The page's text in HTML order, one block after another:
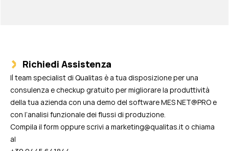
Richiedi Assistenza
Il team specialist di Qualitas è a tua disposizione per una
consulenza e checkup gratuito per migliorare la produttività
della tua azienda con una demo del software MES NET@PRO e
con l’analisi funzionale dei flussi di produzione.
Compila il form oppure scrivi a marketing@qualitas.ito chiama
al